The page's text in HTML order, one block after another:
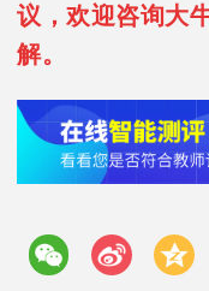
议，欢迎咨询大
解。